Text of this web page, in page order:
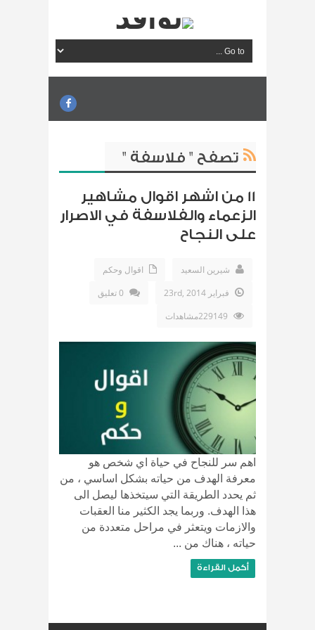
تصفح " فلاسفة "
11 من اشهر اقوال مشاهير
الزعماء والفلاسفة في الاصرار
على النجاح
شيرين السعيد
اقوال وحكم
فبراير 23rd, 2014
0 تعليق
اهم سر للنجاح في حياة اي شخص هو
معرفة الهدف من حياته بشكل اساسي ، من
ثم يحدد الطريقة التي سيتخذها ليصل الى
هذا الهدف. وربما يجد الكثير منا العقبات
والازمات ويتعثر في مراحل متعددة من
حياته ، هناك من ...
أكمل القراءة